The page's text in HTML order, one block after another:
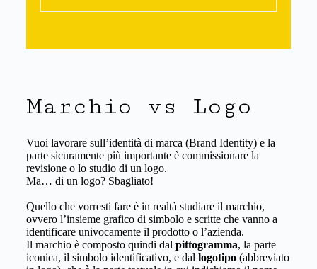
Marchio vs Logo
Vuoi lavorare sull’identità di marca (Brand Identity) e la
parte sicuramente più importante è commissionare la
revisione o lo studio di un logo.
Ma… di un logo? Sbagliato!
Quello che vorresti fare è in realtà studiare il marchio,
ovvero l’insieme grafico di simbolo e scritte che vanno a
identificare univocamente il prodotto o l’azienda.
Il marchio è composto quindi dal pittogramma, la parte
iconica, il simbolo identificativo, e dal logotipo(abbreviato